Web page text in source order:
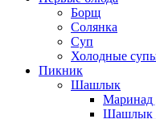
Борщ
Солянка
Суп
Холодные
Пикник
Шашлык
Маринад
Шашлык